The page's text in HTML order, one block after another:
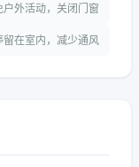
户外活动，关闭门窗
留在室内，减少通风